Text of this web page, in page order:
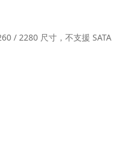
/ 2280 尺寸，不支援 SATA